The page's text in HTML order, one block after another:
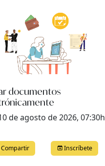
documentos
de agosto de 2026, 07:30h
Compartir Inscríbete